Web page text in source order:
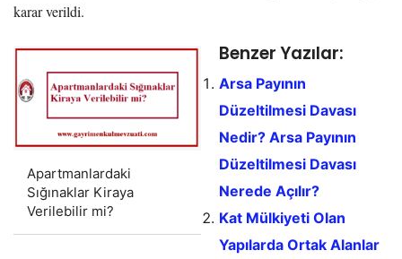
karar verildi.
Apartmanlardaki
Sığınaklar Kiraya
Verilebilir mi?
Benzer Yazılar:
Arsa Payının
Düzeltilmesi Davası
Nedir? Arsa Payının
Düzeltilmesi Davası
Nerede Açılır?
Kat Mülkiyeti Olan
Yapılarda Ortak Alanlar